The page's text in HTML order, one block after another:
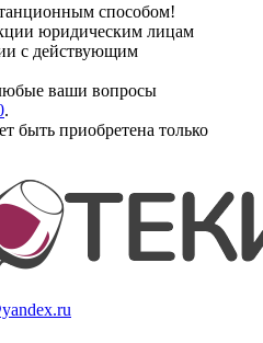
способом!
юридическим лицам
с действующим
ваши вопросы
.
быть приобретена только